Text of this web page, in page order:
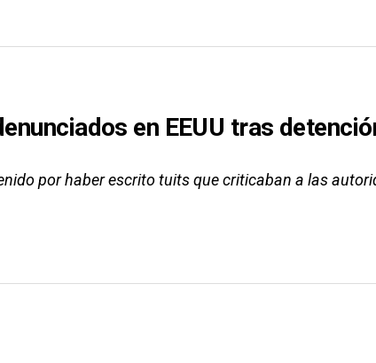
en EEUU tras
por haber escrito tuits que criticaban a las